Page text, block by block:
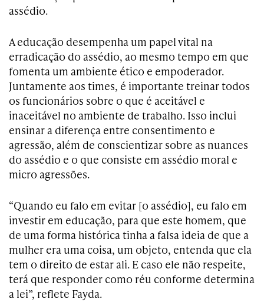
assédio.
A educação desempenha um papel vital na
erradicação do assédio, ao mesmo tempo em que
fomenta um ambiente ético e empoderador.
Juntamente aos times, é importante treinar todos
os funcionários sobre o que é aceitável e
inaceitável no ambiente de trabalho. Isso inclui
ensinar a diferença entre consentimento e
agressão, além de conscientizar sobre as nuances
do assédio e o que consiste em assédio moral e
micro agressões.
“Quando eu falo em evitar [o assédio], eu falo em
investir em educação, para que este homem, que
de uma forma histórica tinha a falsa ideia de que a
mulher era uma coisa, um objeto, entenda que ela
tem o direito de estar ali. E caso ele não respeite,
terá que responder como réu conforme determina
a lei”, reflete Fayda.